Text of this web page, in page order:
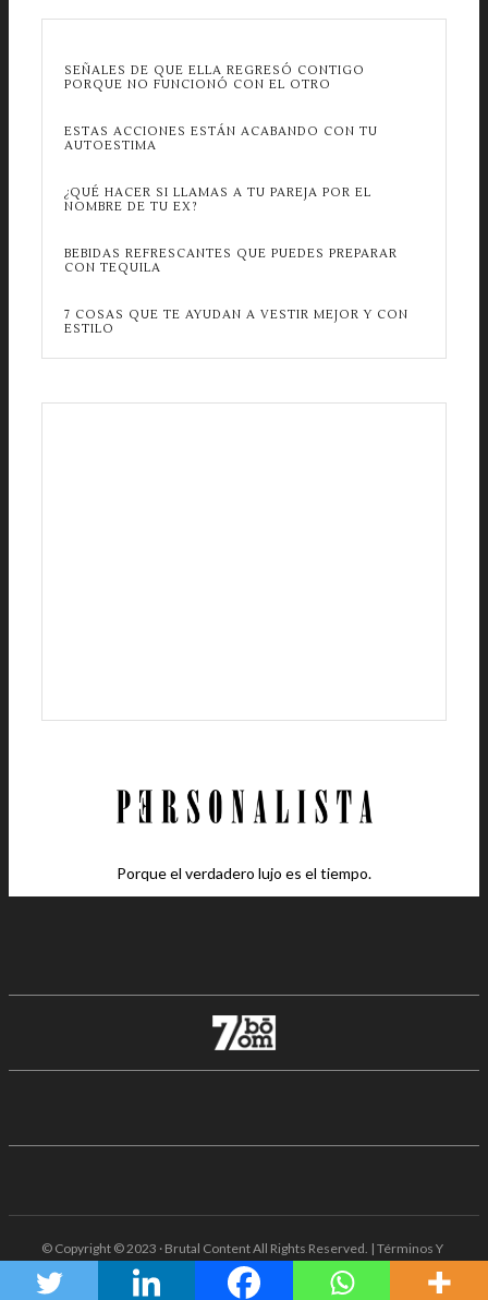
SEÑALES DE QUE ELLA REGRESÓ CONTIGO
PORQUE NO FUNCIONÓ CON EL OTRO
ESTAS ACCIONES ESTÁN ACABANDO CON TU
AUTOESTIMA
¿QUÉ HACER SI LLAMAS A TU PAREJA POR EL
NOMBRE DE TU EX?
BEBIDAS REFRESCANTES QUE PUEDES PREPARAR
CON TEQUILA
7 COSAS QUE TE AYUDAN A VESTIR MEJOR Y CON
ESTILO
Porque el verdadero lujo es el tiempo.
© Copyright © 2023 · Brutal Content All Rights Reserved. | Términos Y
Condiciones · Aviso De Privacidad